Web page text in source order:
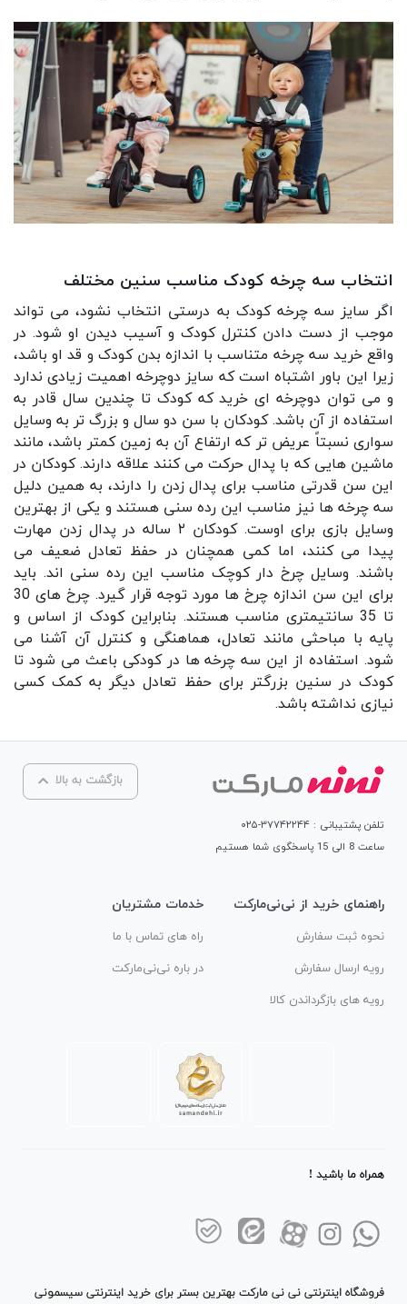
انتخاب سه چرخه کودک مناسب سنین مختلف
اگر سایز سه چرخه کودک به درستی انتخاب نشود، می تواند
موجب از دست دادن کنترل کودک و آسیب دیدن او شود. در
واقع خرید سه چرخه متناسب با اندازه بدن کودک و قد او باشد،
زیرا این باور اشتباه است که سایز دوچرخه اهمیت زیادی ندارد
و می توان دوچرخه ای خرید که کودک تا چندین سال قادر به
استفاده از آن باشد. کودکان با سن دو سال و بزرگ تر به وسایل
سواری نسبتاً عریض تر که ارتفاع آن به زمین کمتر باشد، مانند
ماشین هایی که با پدال حرکت می کنند علاقه دارند. کودکان در
این سن قدرتی مناسب برای پدال زدن را دارند، به همین دلیل
سه چرخه ها نیز مناسب این رده سنی هستند و یکی از بهترین
وسایل بازی برای اوست. کودکان ۲ ساله در پدال زدن مهارت
پیدا می کنند، اما کمی همچنان در حفظ تعادل ضعیف می
باشند. وسایل چرخ دار کوچک مناسب این رده سنی اند. باید
برای این سن اندازه چرخ ها مورد توجه قرار گیرد. چرخ های 30
تا 35 سانتیمتری مناسب هستند. بنابراین کودک از اساس و
پایه با مباحثی مانند تعادل، هماهنگی و کنترل آن آشنا می
شود. استفاده از این سه چرخه ها در کودکی باعث می شود تا
کودک در سنین بزرگتر برای حفظ تعادل دیگر به کمک کسی
نیازی نداشته باشد.
بازگشت به بالا
تلفن پشتیبانی : ۳۷۷۴۲۲۴۴-۰۲۵
ساعت 8 الی 15 پاسخگوی شما هستیم
راهنمای خرید از نی‌نی‌مارکت
نحوه ثبت سفارش
رویه ارسال سفارش
رویه های بازگرداندن کالا
خدمات مشتریان
راه های تماس با ما
در باره نی‌نی‌مارکت
همراه ما باشید !
فروشگاه اینترنتی نی نی مارکت بهترین بستر برای خرید اینترنتی سیسمونی